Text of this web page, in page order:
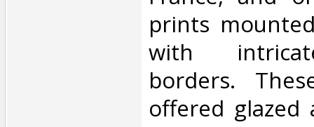
prints
with
borders.
offered